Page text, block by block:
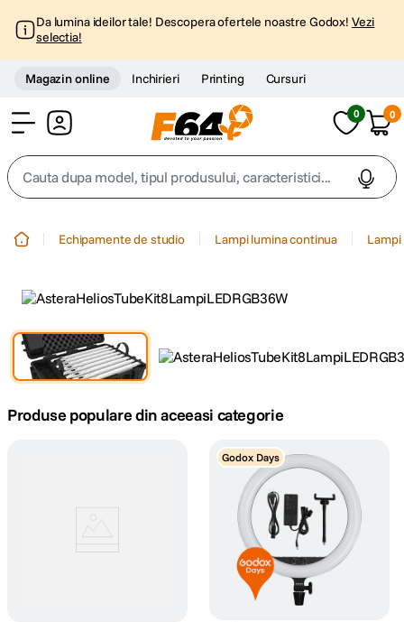
Da lumina ideilor tale! Descopera ofertele noastre Godox! Vezi
selectia!
Magazin online Inchirieri Printing Cursuri
0 0
Cauta dupa model, tipul produsului, caracteristici...
3. trepied telefon
card memorie
Echipamente de studio Lampi lumina continua
Produse populare din aceeasi categorie
Godox Days